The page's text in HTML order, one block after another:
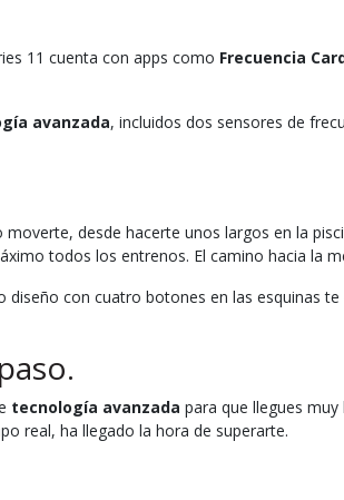
11 cuenta con apps como Frecuencia
avanzada, incluidos dos sensores de
desde hacerte unos largos en la
todos los entrenos. El camino hacia la
diseño con cuatro botones en las esquinas
tecnología avanzada para que llegues
real, ha llegado la hora de superarte.